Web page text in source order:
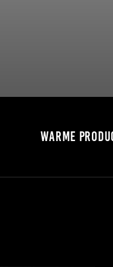
WARME